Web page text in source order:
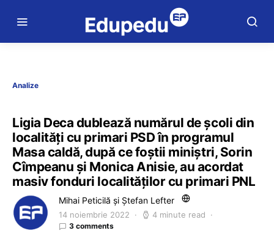
Analize
Ligia Deca dublează numărul de școli din
localități cu primari PSD în programul
Masa caldă, după ce foștii miniștri, Sorin
Cîmpeanu și Monica Anisie, au acordat
masiv fonduri localităților cu primari PNL
Mihai Peticilă și Ștefan Lefter
14 noiembrie 2022 4 minute read
3 comments